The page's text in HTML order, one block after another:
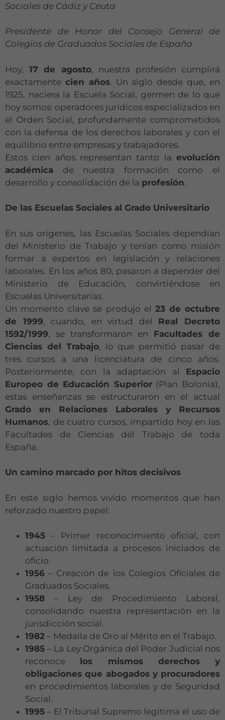
Sociales de Cádiz y Ceuta
Presidente de Honor del Consejo General de
Colegios de Graduados Sociales de España
Hoy, 17 de agosto, nuestra profesión cumplirá
exactamente cien años. Un siglo desde que, en
1925, naciera la Escuela Social, germen de lo que
hoy somos: operadores jurídicos especializados en
el Orden Social, profundamente comprometidos
con la defensa de los derechos laborales y con el
equilibrio entre empresas y trabajadores.
Estos cien años representan tanto la evolución
académica de nuestra formación como el
desarrollo y consolidación de la profesión.
De las Escuelas Sociales al Grado Universitario
En sus orígenes, las Escuelas Sociales dependían
del Ministerio de Trabajo y tenían como misión
formar a expertos en legislación y relaciones
laborales. En los años 80, pasaron a depender del
Ministerio de Educación, convirtiéndose en
Escuelas Universitarias.
Un momento clave se produjo el 23 de octubre
de 1999, cuando, en virtud del Real Decreto
1592/1999, se transformaron en Facultades de
Ciencias del Trabajo, lo que permitió pasar de
tres cursos a una licenciatura de cinco años.
Posteriormente, con la adaptación al Espacio
Europeo de Educación Superior(Plan Bolonia),
estas enseñanzas se estructuraron en el actual
Grado en Relaciones Laborales y Recursos
Humanos, de cuatro cursos, impartido hoy en las
Facultades de Ciencias del Trabajo de toda
España.
Un camino marcado por hitos decisivos
En este siglo hemos vivido momentos que han
reforzado nuestro papel:
1945 – Primer reconocimiento oficial, con
actuación limitada a procesos iniciados de
oficio.
1956 – Creación de los Colegios Oficiales de
Graduados Sociales.
1958 – Ley de Procedimiento Laboral,
consolidando nuestra representación en la
jurisdicción social.
1982 – Medalla de Oro al Mérito en el Trabajo.
1985 – La Ley Orgánica del Poder Judicial nos
reconoce los mismos derechos y
obligaciones que abogados y procuradores
en procedimientos laborales y de Seguridad
Social.
1995 – El Tribunal Supremo legitima el uso de